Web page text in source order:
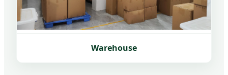
Warehouse